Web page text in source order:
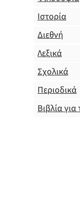
Ιστορία
Διεθνή
Λεξικά
Σχολικά
Περιοδικά
Βιβλία